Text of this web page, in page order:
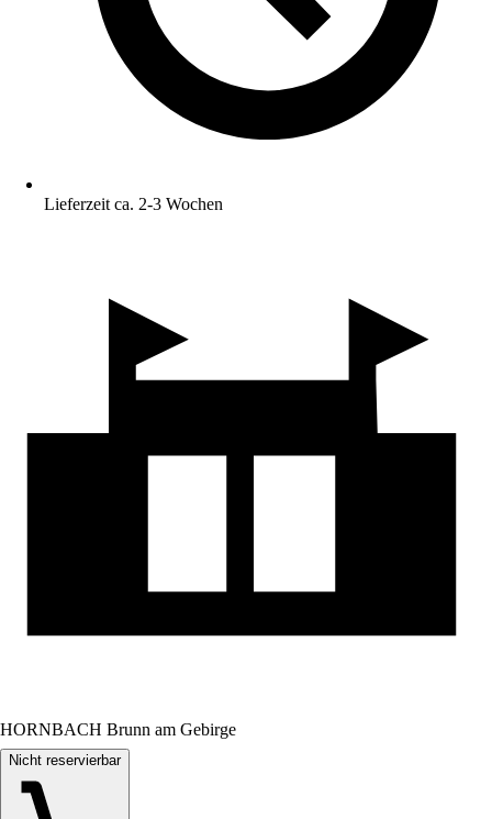
Lieferzeit ca. 2-3 Wochen
HORNBACH Brunn am Gebirge
Nicht reservierbar